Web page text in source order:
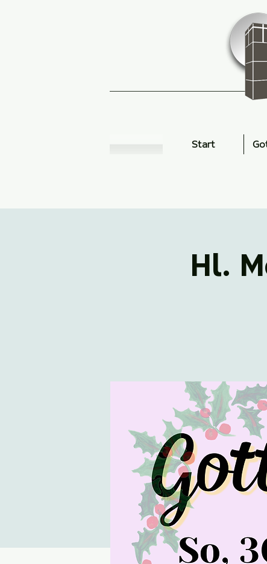
Start
Hl.